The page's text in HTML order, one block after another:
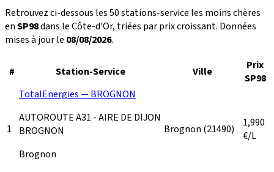
Retrouvez ci-dessous les 50 stations-service les moins chères
enSP98dans le Côte-d'Or, triées par prix croissant. Données
mises à jour le 08/08/2026.
# Station-Service Ville
Prix
SP98
1
TotalEnergies — BROGNON
AUTOROUTE A31 - AIRE DE DIJON
BROGNON
Brognon
Brognon (21490)
1,990
€/L